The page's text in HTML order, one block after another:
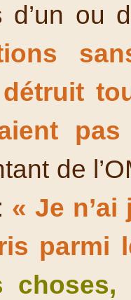
d’un ou
de
« Je
parmi